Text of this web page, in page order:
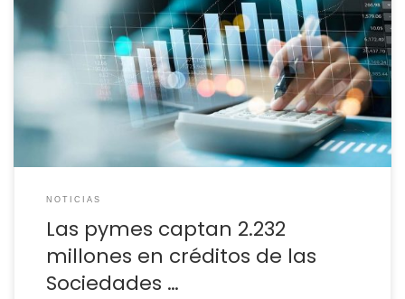
En los nueve primeros meses del año, las 18 sociedades de
garantía recíproca (SGR) que operan en España inyectaron
financiación por valor de 2.232 millones de euros a
pequeñas y medianas empresas y autónomos de todo el
país, lo que supone un incremento del 16% en el importe
facilitado a […]
NOTICIAS
Las pymes captan 2.232
millones en créditos de las
Sociedades …